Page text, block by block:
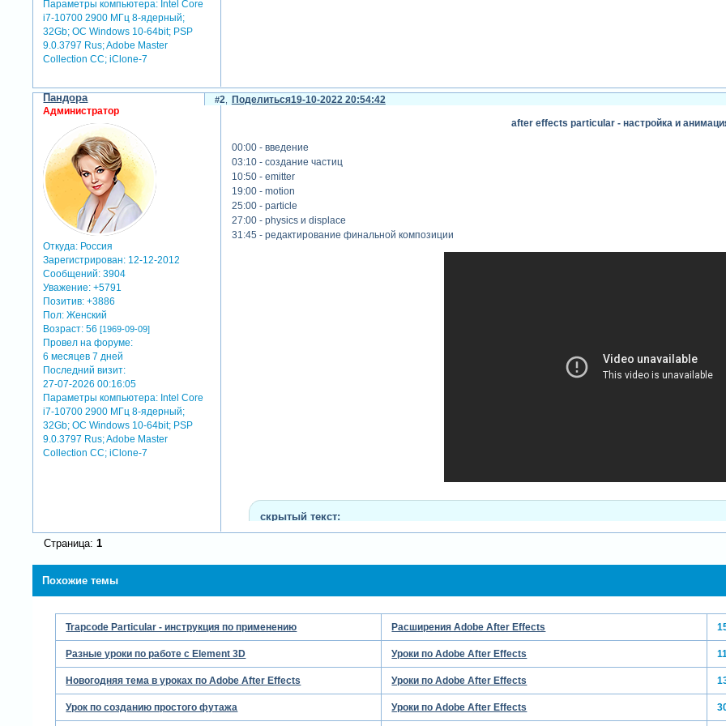
Параметры компьютера: Intel Core
i7-10700 2900 МГц 8-ядерный;
32Gb; ОС Windows 10-64bit; PSP
9.0.3797 Rus; Adobe Master
Collection СС; iClone-7
Поделиться
2 19-10-2022 20:54:42
Пандора
Администратор
Откуда: Россия
Зарегистрирован: 12-12-2012
Сообщений: 3904
Уважение: +5791
Позитив: +3886
Пол: Женский
Возраст: 56[1969-09-09]
Провел на форуме:
6 месяцев 7 дней
Последний визит:
27-07-2026 00:16:05
Параметры компьютера: Intel Core
i7-10700 2900 МГц 8-ядерный;
32Gb; ОС Windows 10-64bit; PSP
9.0.3797 Rus; Adobe Master
Collection СС; iClone-7
after effects particular - настройка и
00:00 - введение
03:10 - создание частиц
10:50 - emitter
19:00 - motion
25:00 - particle
27:00 - physics и displace
31:45 - редактирование финальной композиции
скрытый текст:
Страница: 1
Похожие темы
Trapcode Particular - инструкция по применению Расширения Adobe After Effects
Разные уроки по работе с Element 3D Уроки по Adobe After Effects
Новогодняя тема в уроках по Adobe After Effects Уроки по Adobe After Effects
Урок по созданию простого футажа Уроки по Adobe After Effects